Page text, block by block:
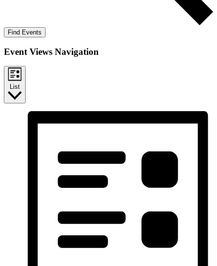
Find Events
Event Views Navigation
List